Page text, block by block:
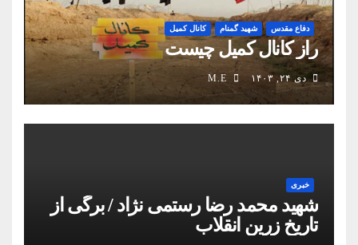
دفاع مقدس شهید گمنام کانال کمیل
راز کانال کمیل چیست
دی ۲۴, ۱۴۰۳
خبری
شهید محمد رضا رستمی نژاد / برگی از
تاریخ زرین انقلاب